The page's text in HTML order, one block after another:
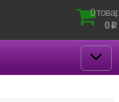
0
0 p